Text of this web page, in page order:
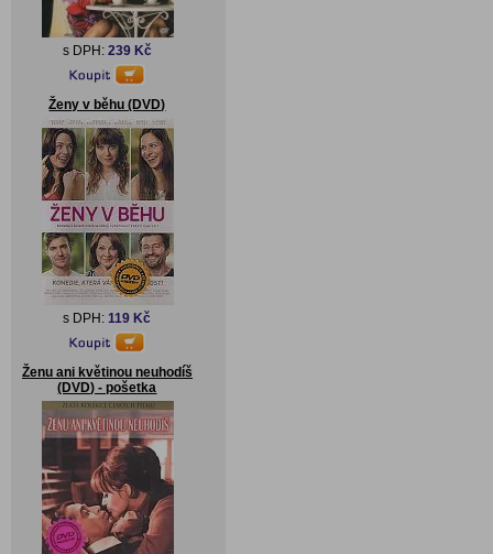
s DPH: 239 Kč
Ženy v běhu (DVD)
s DPH:119 Kč
Ženu ani květinou neuhodíš
(DVD) - pošetka